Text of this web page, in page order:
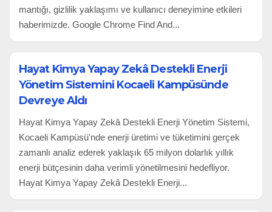
mantığı, gizlilik yaklaşımı ve kullanıcı deneyimine etkileri
haberimizde. Google Chrome Find And...
Hayat Kimya Yapay Zekâ Destekli Enerji
Yönetim Sistemini Kocaeli Kampüsünde
Devreye Aldı
Hayat Kimya Yapay Zekâ Destekli Enerji Yönetim Sistemi,
Kocaeli Kampüsü'nde enerji üretimi ve tüketimini gerçek
zamanlı analiz ederek yaklaşık 65 milyon dolarlık yıllık
enerji bütçesinin daha verimli yönetilmesini hedefliyor.
Hayat Kimya Yapay Zekâ Destekli Enerji...